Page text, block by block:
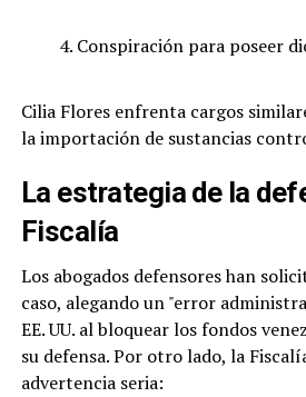
Conspiración para poseer
Cilia Flores enfrenta cargos
la importación de sustancias
La estrategia de la
Fiscalía
Los abogados defensores han
caso, alegando un "error
EE. UU. al bloquear los fondos
su defensa. Por otro lado, la
advertencia seria: